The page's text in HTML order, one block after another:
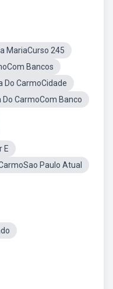
MariaCurso 245
Bancos
Do CarmoCidade
Do CarmoCom Banco
E
Paulo Atual